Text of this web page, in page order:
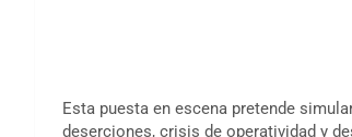
Esta puesta en escena pretende
deserciones, crisis de operatividad y